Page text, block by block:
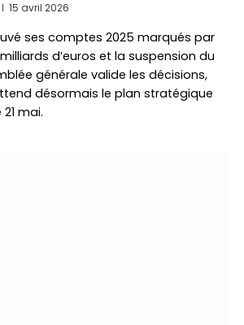
15 avril 2026
ses comptes 2025 marqués par
d’euros et la suspension du
générale valide les décisions,
désormais le plan stratégique
mai.